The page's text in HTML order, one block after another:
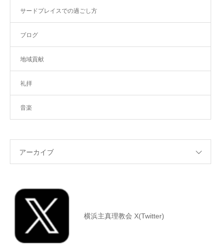
サードプレイスでの過ごし方
ブログ
地域貢献
礼拝
音楽
アーカイブ
横浜主真理教会 X(Twitter)